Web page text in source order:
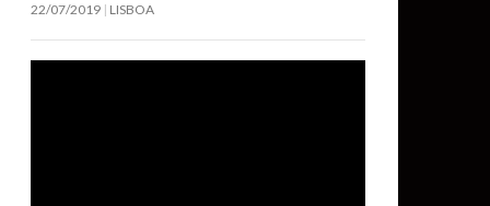
22/07/2019 LISBOA